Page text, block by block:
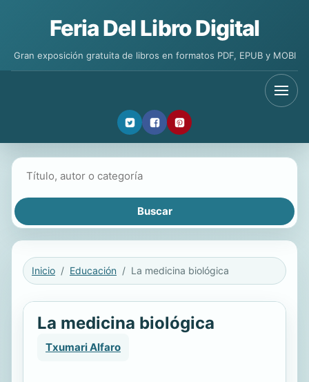
Feria Del Libro Digital
Gran exposición gratuita de libros en formatos PDF, EPUB y MOBI
Inicio Educación La medicina biológica
La medicina biológica
Txumari Alfaro